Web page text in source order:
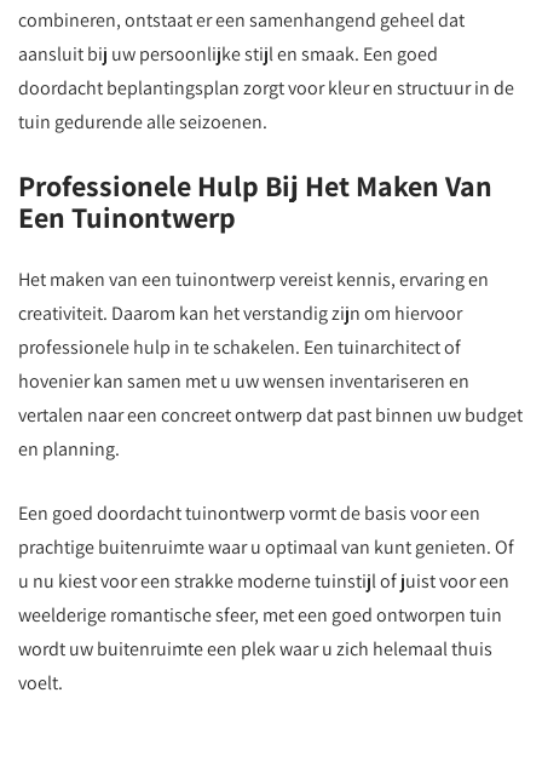
combineren, ontstaat er een samenhangend geheel dat
aansluit bij uw persoonlijke stijl en smaak. Een goed
doordacht beplantingsplan zorgt voor kleur en structuur in de
tuin gedurende alle seizoenen.
Professionele Hulp Bij Het Maken Van
Een Tuinontwerp
Het maken van een tuinontwerp vereist kennis, ervaring en
creativiteit. Daarom kan het verstandig zijn om hiervoor
professionele hulp in te schakelen. Een tuinarchitect of
hovenier kan samen met u uw wensen inventariseren en
vertalen naar een concreet ontwerp dat past binnen uw budget
en planning.
Een goed doordacht tuinontwerp vormt de basis voor een
prachtige buitenruimte waar u optimaal van kunt genieten. Of
u nu kiest voor een strakke moderne tuinstijl of juist voor een
weelderige romantische sfeer, met een goed ontworpen tuin
wordt uw buitenruimte een plek waar u zich helemaal thuis
voelt.